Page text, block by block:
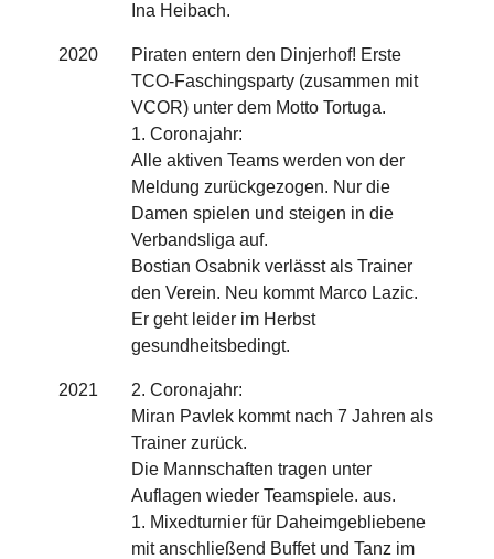
Ina Heibach.
2020
Piraten entern den Dinjerhof! Erste
TCO-Faschingsparty (zusammen mit
VCOR) unter dem Motto Tortuga.
1. Coronajahr:
Alle aktiven Teams werden von der
Meldung zurückgezogen. Nur die
Damen spielen und steigen in die
Verbandsliga auf.
Bostian Osabnik verlässt als Trainer
den Verein. Neu kommt Marco Lazic.
Er geht leider im Herbst
gesundheitsbedingt.
2021
2. Coronajahr:
Miran Pavlek kommt nach 7 Jahren als
Trainer zurück.
Die Mannschaften tragen unter
Auflagen wieder Teamspiele. aus.
1. Mixedturnier für Daheimgebliebene
mit anschließend Buffet und Tanz im